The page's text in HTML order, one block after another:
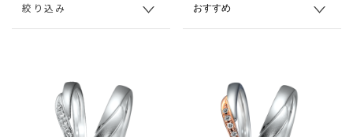
絞り込み